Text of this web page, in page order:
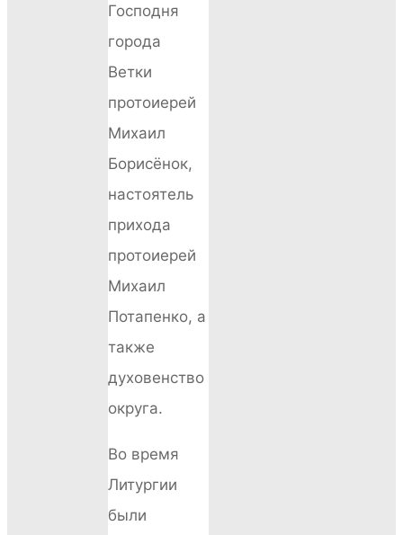
Господня
города
Ветки
протоиерей
Михаил
Борисёнок,
настоятель
прихода
протоиерей
Михаил
Потапенко, а
также
духовенство
округа.
Во время
Литургии
были